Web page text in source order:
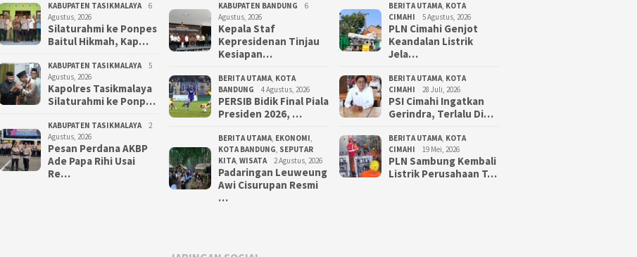
KABUPATEN TASIKMALAYA
6
Agustus, 2026
Silaturahmi ke Ponpes
Baitul Hikmah, Kap…
KABUPATEN TASIKMALAYA
5
Agustus, 2026
Kapolres Tasikmalaya
Silaturahmi ke Ponp…
KABUPATEN TASIKMALAYA
2
Agustus, 2026
Pesan Perdana AKBP
Ade Papa Rihi Usai
Re…
KABUPATEN BANDUNG
6
Agustus, 2026
Kepala Staf
Kepresidenan Tinjau
Kesiapan…
BERITA UTAMA, KOTA
BANDUNG
4 Agustus, 2026
PERSIB Bidik Final Piala
Presiden 2026, …
BERITA UTAMA, EKONOMI,
KOTA BANDUNG, SEPUTAR
KITA, WISATA 2 Agustus, 2026
Padaringan Leuweung
Awi Cisurupan Resmi
…
BERITA UTAMA, KOTA
CIMAHI
5 Agustus, 2026
PLN Cimahi Genjot
Keandalan Listrik
Jela…
BERITA UTAMA, KOTA
CIMAHI
28 Juli, 2026
PSI Cimahi Ingatkan
Gerindra, Terlalu Di…
BERITA UTAMA, KOTA
CIMAHI
19 Mei, 2026
PLN Sambung Kembali
Listrik Perusahaan T…